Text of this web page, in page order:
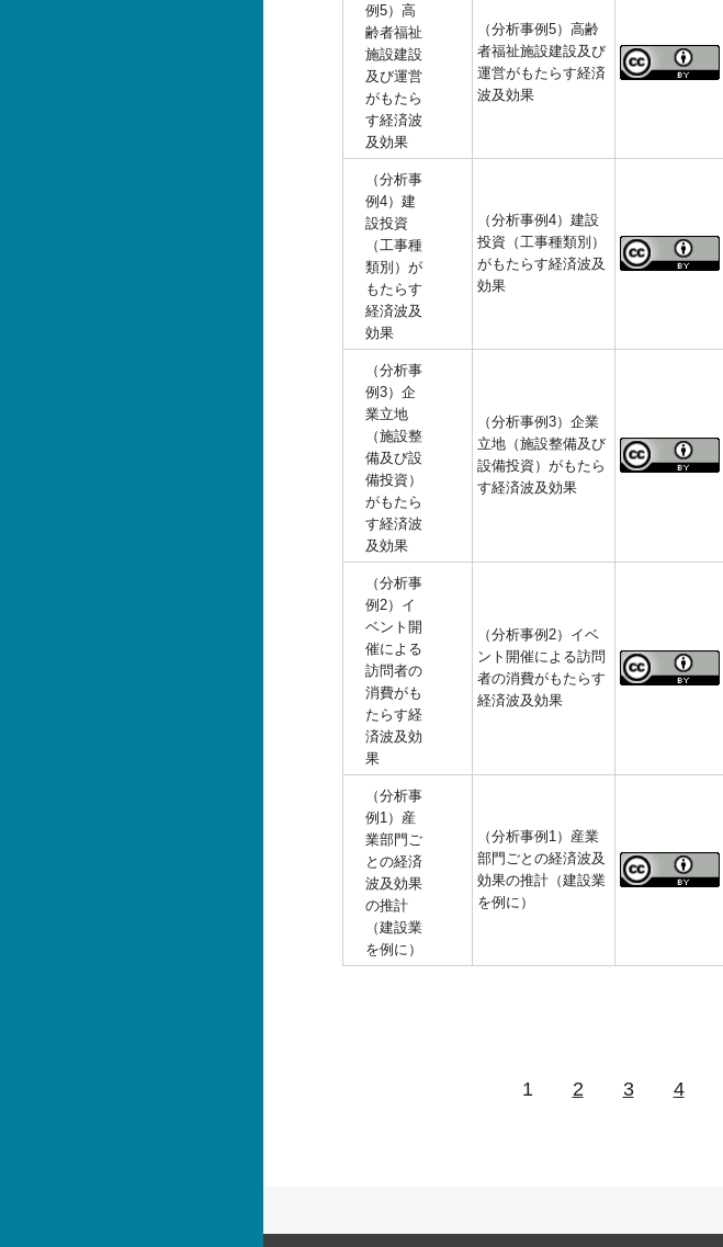
例5）高
齢者福祉
施設建設
及び運営
がもたら
す経済波
及効果
（分析事例5）高齢
者福祉施設建設及び
運営がもたらす経済
波及効果
（分析事
例4）建
設投資
（工事種
類別）が
もたらす
経済波及
効果
（分析事例4）建設
投資（工事種類別）
がもたらす経済波及
効果
（分析事
例3）企
業立地
（施設整
備及び設
備投資）
がもたら
す経済波
及効果
（分析事例3）企業
立地（施設整備及び
設備投資）がもたら
す経済波及効果
（分析事
例2）イ
ベント開
催による
訪問者の
消費がも
たらす経
済波及効
果
（分析事例2）イベ
ント開催による訪問
者の消費がもたらす
経済波及効果
（分析事
例1）産
業部門ご
との経済
波及効果
の推計
（建設業
を例に）
（分析事例1）産業
部門ごとの経済波及
効果の推計（建設業
を例に）
1 2 3 4